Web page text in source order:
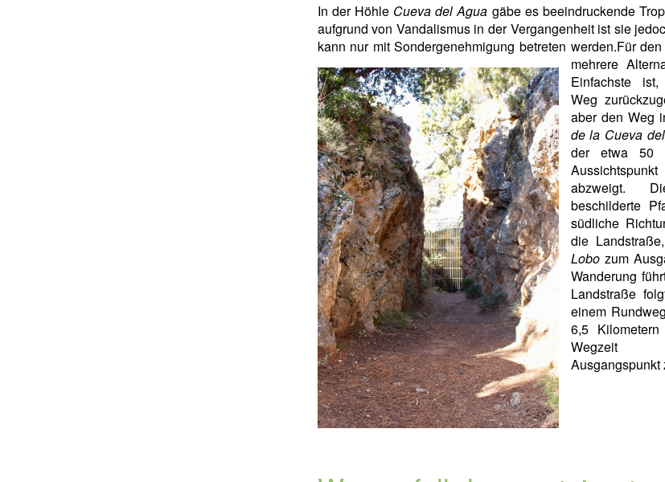
In der Höhle Cueva del Agua gäbe es beeindruckende
aufgrund von Vandalismus in der Vergangenheit ist sie
kann nur mit Sondergenehmigung betreten werden.Für
mehrere
Einfachste
Weg
aber den Weg
de la Cueva
der etwa 50
abzweigt.
beschilderte
südliche
die
Lobozum
Wanderung
Landstraße
einem
6,5
Ausgangspunkt